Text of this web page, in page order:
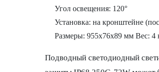
Угол освещения: 120°
Установка: на кронштейне
Размеры: 955x76x89 мм Вес: 4
Подводный светодиодный